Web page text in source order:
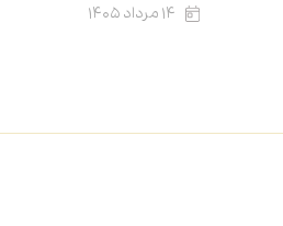
۱۴ مرداد ۱۴۰۵